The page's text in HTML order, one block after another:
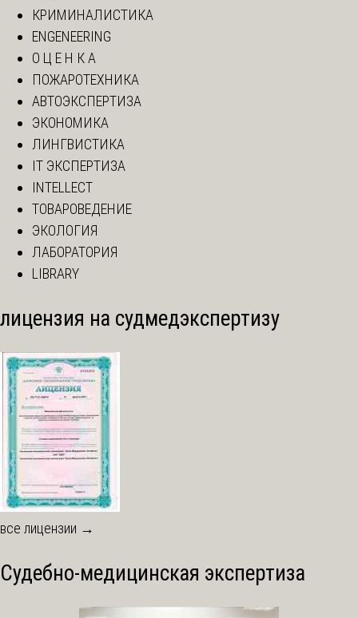
КРИМИНАЛИСТИКА
ENGENEERING
О Ц Е Н К А
ПОЖАРОТЕХНИКА
АВТОЭКСПЕРТИЗА
ЭКОНОМИКА
ЛИНГВИСТИКА
IT ЭКСПЕРТИЗА
INTELLECT
ТОВАРОВЕДЕНИЕ
ЭКОЛОГИЯ
ЛАБОРАТОРИЯ
LIBRARY
лицензия на судмедэкспертизу
все лицензии →
Судебно-медицинская экспертиза